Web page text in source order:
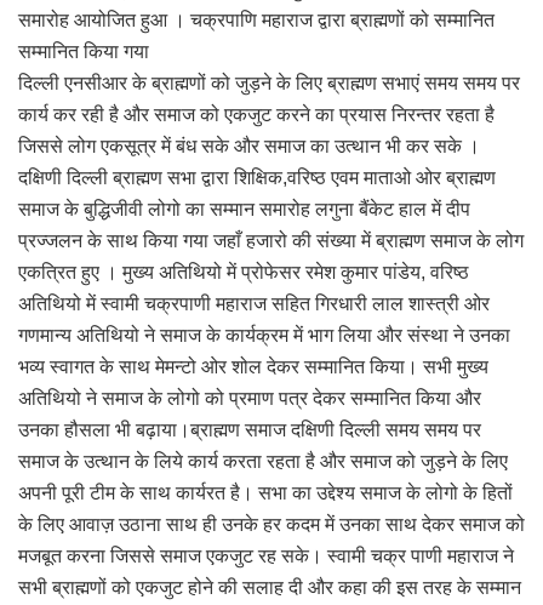
समारोह आयोजित हुआ । चक्रपाणि महाराज द्वारा ब्राह्मणों को सम्मानित
सम्मानित किया गया
दिल्ली एनसीआर के ब्राह्मणों को जुड़ने के लिए ब्राह्मण सभाएं समय समय पर
कार्य कर रही है और समाज को एकजुट करने का प्रयास निरन्तर रहता है
जिससे लोग एकसूत्र में बंध सके और समाज का उत्थान भी कर सके ।
दक्षिणी दिल्ली ब्राह्मण सभा द्वारा शिक्षिक,वरिष्ठ एवम माताओ ओर ब्राह्मण
समाज के बुद्धिजीवी लोगो का सम्मान समारोह लगुना बैंकेट हाल में दीप
प्रज्जलन के साथ किया गया जहाँ हजारो की संख्या में ब्राह्मण समाज के लोग
एकत्रित हुए । मुख्य अतिथियो में प्रोफेसर रमेश कुमार पांडेय, वरिष्ठ
अतिथियो में स्वामी चक्रपाणी महाराज सहित गिरधारी लाल शास्त्री ओर
गणमान्य अतिथियो ने समाज के कार्यक्रम में भाग लिया और संस्था ने उनका
भव्य स्वागत के साथ मेमन्टो ओर शोल देकर सम्मानित किया। सभी मुख्य
अतिथियो ने समाज के लोगो को प्रमाण पत्र देकर सम्मानित किया और
उनका हौसला भी बढ़ाया।ब्राह्मण समाज दक्षिणी दिल्ली समय समय पर
समाज के उत्थान के लिये कार्य करता रहता है और समाज को जुड़ने के लिए
अपनी पूरी टीम के साथ कार्यरत है। सभा का उद्देश्य समाज के लोगो के हितों
के लिए आवाज़ उठाना साथ ही उनके हर कदम में उनका साथ देकर समाज को
मजबूत करना जिससे समाज एकजुट रह सके। स्वामी चक्र पाणी महाराज ने
सभी ब्राह्मणों को एकजुट होने की सलाह दी और कहा की इस तरह के सम्मान